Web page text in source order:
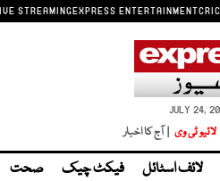
STREAMINGEXPRESS ENTERTAINMENT
JULY 24,
لائیو ٹی وی | آج کا اخبار
لائف اسٹائل فیکٹ چیک صحت